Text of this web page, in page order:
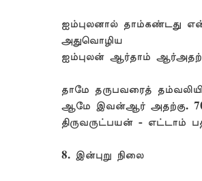
ஐம்புலனால் தாம்கண்டது
அதுவொழிய
ஐம்புலன் ஆர்தாம்
தாமே தருபவரைத்
ஆமே இவன்ஆர் அதற்கு.
திருவருட்பயன் - எட்டாம்
8. இன்புறு நிலை